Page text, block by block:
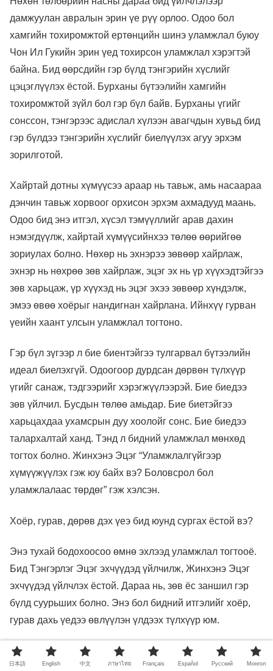
дамжуулан авралын эрин үе рүү орлоо. Одоо бол
хамгийн тохиромжтой ертөнцийн шинэ уламжлал буюу
Чон Ил Гукийн эрин үед тохирсон уламжлал хэрэгтэй
байна. Бид өөрсдийн гэр бүлд тэнгэрийн хүслийг
цэцэглүүлэх ёстой. Бурханы бүтээлийн хамгийн
тохиромжтой зүйл бол гэр бүл байв. Бурханы үгийг
сонссон, тэнгэрээс адислал хүлээн авагчдын хувьд бид
гэр бүлдээ тэнгэрийн хүслийг биелүүлэх агуу эрхэм
зорилготой.
Хайртай дотны хүмүүсээ араар нь тавьж, амь насаараа
дэнчин тавьж хорвоог орхисон эрхэм ахмадууд маань.
Одоо бид энэ итгэл, хүсэл тэмүүллийг арав дахин
нэмэгдүүлж, хайртай хүмүүсийнхээ төлөө өөрийгөө
зориулах болно. Нөхөр нь эхнэрээ зөвөөр хайрлаж,
эхнэр нь нөхрөө зөв хайрлаж, эцэг эх нь үр хүүхэдтэйгээ
зөв харьцаж, үр хүүхэд нь эцэг эхээ зөвөөр хүндэлж,
эмээ өвөө хоёрыг нандигнан хайрлана. Ийнхүү гурван
үеийн хаант улсын уламжлал тогтоно.
Гэр бүл зүгээр л бие биентэйгээ тулгарвал бүтээлийн
идеал биелэхгүй. Одоогоор дурдсан дөрвөн түлхүүр
үгийг санаж, тэдгээрийг хэрэгжүүлээрэй. Бие биедээ
зөв үйлчил. Бусдын төлөө амьдар. Бие биетэйгээ
харьцахдаа ухамсрын дуу хоолойг сонс. Бие биедээ
талархалтай ханд. Тэнд л бидний уламжлал мөнхөд
тогтох болно. Жинхэнэ Эцэг “Уламжлалгүйгээр
хүмүүжүүлэх гэж юу байх вэ? Боловсрол бол
уламжлалаас төрдөг” гэж хэлсэн.
Хоёр, гурав, дөрөв дэх үеэ бид юунд сургах ёстой вэ?
Энэ тухай бодохоосоо өмнө эхлээд уламжлал тогтооё.
Бид Тэнгэрлэг Эцэг эхчүүдэд үйлчилж, Жинхэнэ Эцэг
эхчүүдэд үйлчлэх ёстой. Дараа нь, зөв ​​ёс заншил гэр
бүлд суурьших болно. Энэ бол бидний итгэлийг хоёр,
гурав дахь үедээ өвлүүлэн үлдээх түлхүүр юм.
Одоо бол гэр бүл, бидний итгэлийн амьдралд тогтсон,
өвлөгдөх ёстой уламжлалууд шинээр бий болж буй
日本語 English 中文 ภาษาไทย Français Español Pусский Монгол